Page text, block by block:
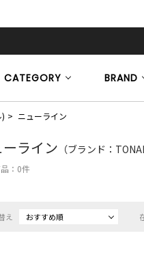
CATEGORY BRAND
ニューライン
ーライン （ブランド：
： 0件
え おすすめ順